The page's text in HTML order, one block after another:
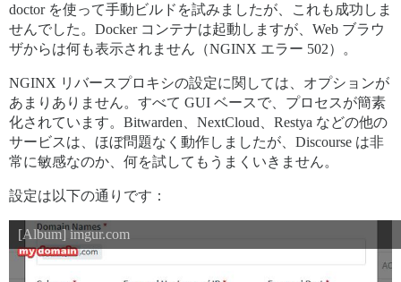
doctor を使って手動ビルドを試みましたが、これも成功しま
せんでした。Docker コンテナは起動しますが、Web ブラウ
ザからは何も表示されません（NGINX エラー 502）。
NGINX リバースプロキシの設定に関しては、オプションが
あまりありません。すべて GUI ベースで、プロセスが簡素
化されています。Bitwarden、NextCloud、Restya などの他の
サービスは、ほぼ問題なく動作しましたが、Discourse は非
常に敏感なのか、何を試してもうまくいきません。
設定は以下の通りです：
[Album] imgur.com